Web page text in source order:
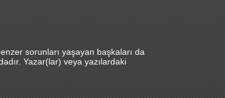
sorunları yaşayan başkaları da
Yazar(lar) veya yazılardaki